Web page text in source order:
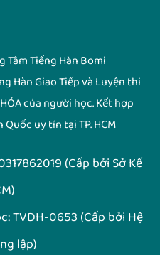
Tâm Tiếng Hàn Bomi
Hàn Giao Tiếp và Luyện thi
của người học. Kết hợp
uy tín tại TP. HCM
(Cấp bởi Sở Kế
TVDH-0653 (Cấp bởi Hệ
lập)